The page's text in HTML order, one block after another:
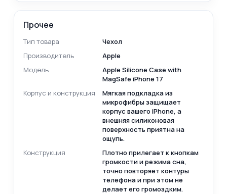
Прочее
Тип товара
Чехол
Производитель
Apple
Модель
Apple Silicone Case with
MagSafe iPhone 17
Корпус и конструкция
Мягкая подкладка из
микрофибры защищает
корпус вашего iPhone, а
внешняя силиконовая
поверхность приятна на
ощупь.
Конструкция
Плотно прилегает к кнопкам
громкости и режима сна,
точно повторяет контуры
телефона и при этом не
делает его громоздким.